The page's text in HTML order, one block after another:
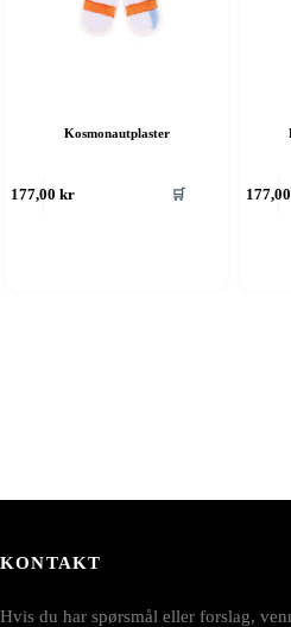
Kosmonautplaster
177,00kr 🛒
KONTAKT
Hvis du har spørsmål eller forslag,